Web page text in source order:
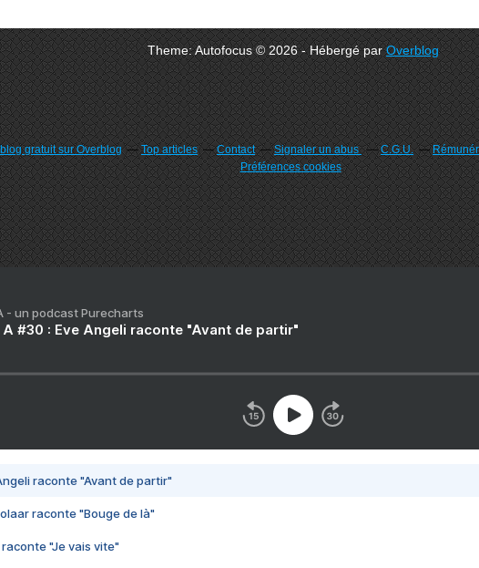
Theme: Autofocus © 2026 - Hébergé parOverblog
gratuit sur Overblog Top articles Contact Signaler un abus C.G.U.
Préférences cookies
- un podcast Purecharts
A #30 : Eve Angeli raconte "Avant de partir"
raconte "Avant de partir"
raconte "Bouge de là"
raconte "Je vais vite"